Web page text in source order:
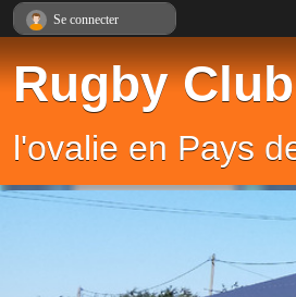
Rugby
l'ovalie en Pays
Se connecter
Panneau de gestion des cookies